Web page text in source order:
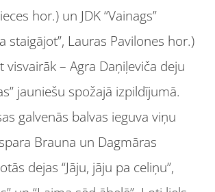
hor.) un JDK “Vainags”
staigājot”, Lauras Pavilones hor.)
visvairāk – Agra Daņiļeviča deju
jauniešu spožajā izpildījumā.
galvenās balvas ieguva viņu
Brauna un Dagmāras
dejas “Jāju, jāju pa celiņu”,